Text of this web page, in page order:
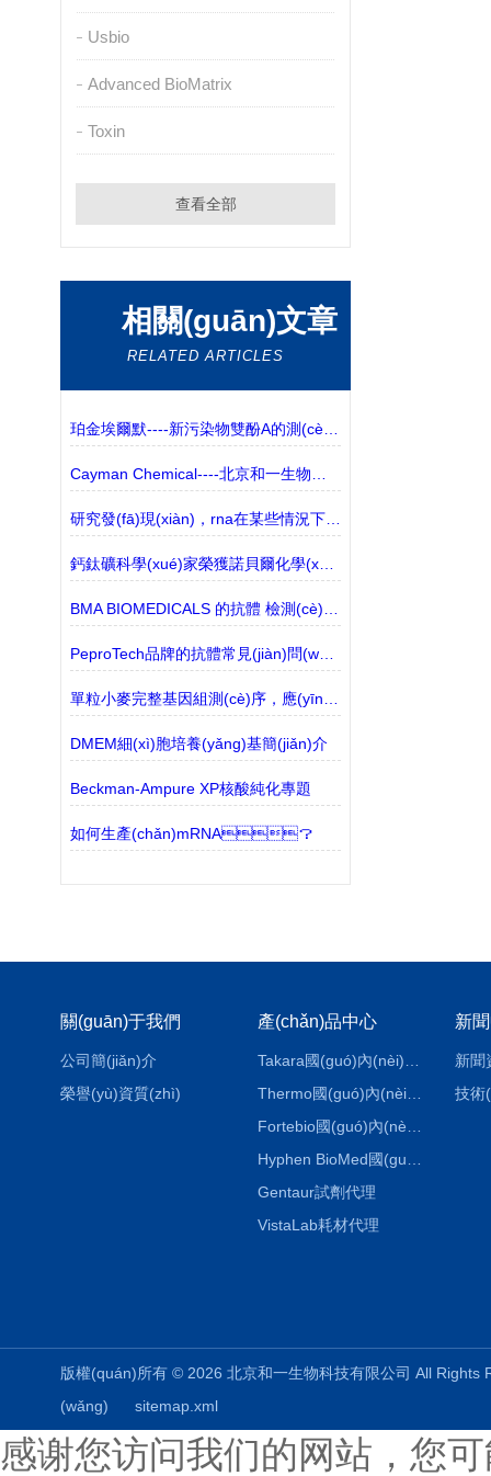
Usbio
Advanced BioMatrix
Toxin
查看全部
相關(guān)文章
RELATED ARTICLES
珀金埃爾默----新污染物雙酚A的測(cè)定 | 液相色譜-三重四極桿質(zhì)譜聯(lián)用法
研究發(fā)現(xiàn)，rna在某些情況下是有害的
鈣鈦礦科學(xué)家榮獲諾貝爾化學(xué)學(xué)獎(jiǎng)
PeproTech品牌的抗體常見(jiàn)問(wèn)題解答
DMEM細(xì)胞培養(yǎng)基簡(jiǎn)介
Beckman-Ampure XP核酸純化專題
如何生產(chǎn)mRNA？
關(guān)于我們
公司簡(jiǎn)介
榮譽(yù)資質(zhì)
產(chǎn)品中心
Thermo國(guó)內(nèi)代理
Gentaur試劑代理
VistaLab耗材代理
新
新聞
技術
版權(quán)所有 © 2026 北京和一生物科技有限公司 All
(wǎng)
sitemap.xml
感谢您访问我们的网站，您